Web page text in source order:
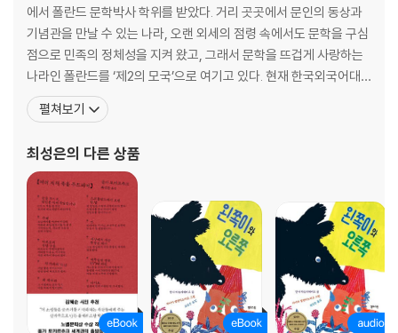
올가 토카르추크의 이번 작품은 기묘함과 독특함으로 가득하다. 블랙 유머
에서부터 멜랑콜리한 정서, 그리고 예민한 감수성에 이르기까지 책의 분위
기가 시시각각 바뀌며, 고유한 개성을 구축한다. (……) 2018년 멘부커 인
적 형식에 반기를 들고 있다.
―《키커스 리뷰》
괴상하면서, 통렬하게 웃기고, 위안을 안겨 주면서 지혜로움으로 가득한
올가 토카르추크의 소설은 독자의 마음을 특별한 자각으로 이끌어 준다.
영어로 번역된 그녀의 소설 『죽은 이들의 뼈 위로 쟁기를 끌어라』는 읽는
에서 폴란드 문학박사 학위를 받았다. 거리 곳곳에서 문인의 동상과
기념관을 만날 수 있는 나라, 오랜 외세의 점령 속에서도 문학을 구심
점으로 민족의 정체성을 지켜 왔고, 그래서 문학을 뜨겁게 사랑하는
나라인 폴란드를 ‘제2의 모국’으로 여기고 있다. 현재 한국외국어대
학교 폴란드어과에서 교수로 재직 중이며, 2012년 폴란드 정부로부
터 십자 기사 훈장을 받았다. 옮긴 책으로 올가 토카르추크의 『방랑자
서술자』를 비롯하여 『끝과 시작-쉼보르스카 시선
펼쳐보기
최성은의 다른 상품